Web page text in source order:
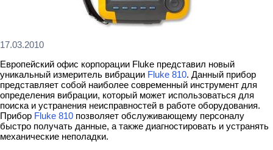
17.03.2010
Европейский офис корпорации Fluke представил новый
уникальный измеритель вибрации Fluke 810. Данный прибор
представляет собой наиболее современный инструмент для
определения вибрации, который может использоваться для
поиска и устранения неисправностей в работе оборудования.
Прибор Fluke 810 позволяет обслуживающему персоналу
быстро получать данные, а также диагностировать и устранять
механические неполадки.